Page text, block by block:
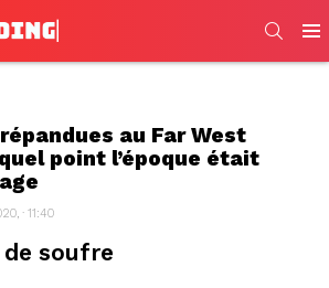
au Far West
point l’époque était
· 11:40
de soufre